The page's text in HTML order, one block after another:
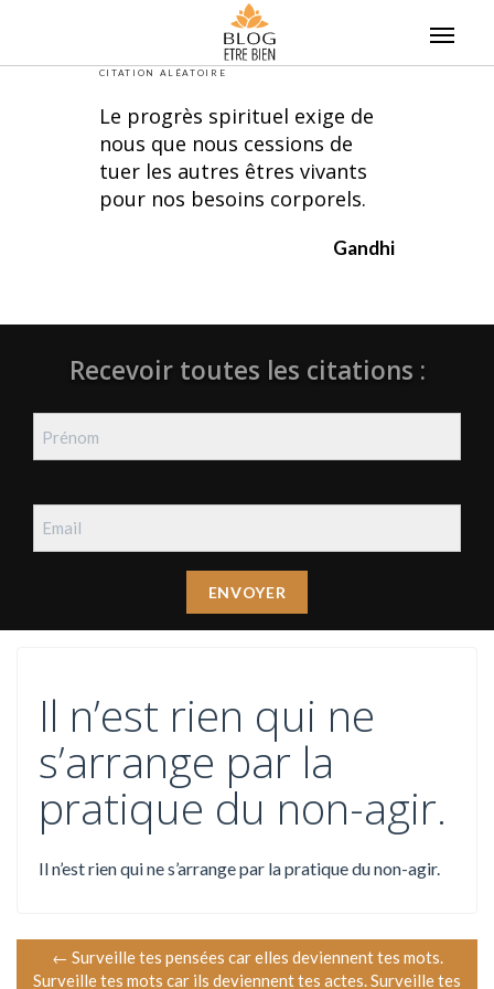
CITATION ALÉATOIRE
Le progrès spirituel exige de
nous que nous cessions de
tuer les autres êtres vivants
pour nos besoins corporels.
Gandhi
Recevoir toutes les citations :
Il n’est rien qui ne
s’arrange par la
pratique du non-agir.
Il n’est rien qui ne s’arrange par la pratique du non-agir.
N ← Surveille tes pensées car elles deviennent tes mots.
Surveille tes mots car ils deviennent tes actes. Surveille tes